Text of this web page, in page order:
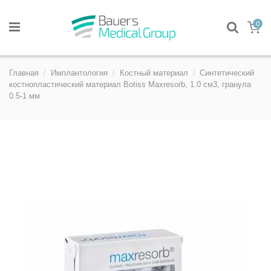
0
Главная Имплантология Костный материал
Синтетический
костнопластический материал Botiss Maxresorb, 1.0 см3, гранула
0.5-1 мм